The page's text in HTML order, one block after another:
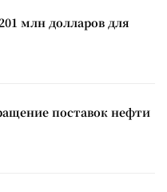
млн долларов для
поставок нефти